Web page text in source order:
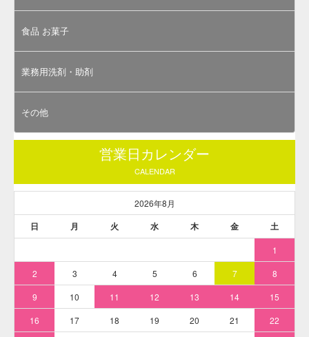
中身が分かりやすく、注ぎやすいパッケージ。
布にそのまま気軽に描くだけで
全国のワークショップでもお使いいただいています。